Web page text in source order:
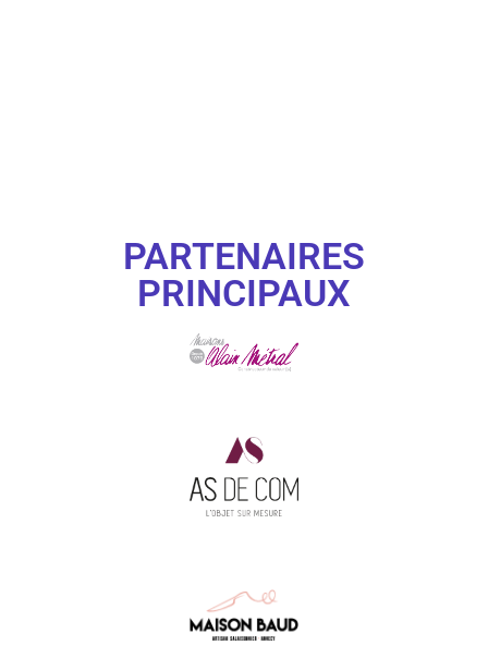
PARTENAIRES
PRINCIPAUX